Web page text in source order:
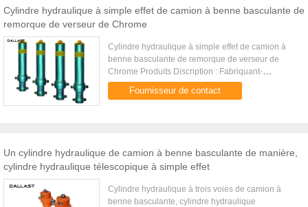
Cylindre hydraulique à simple effet de camion à benne basculante de
remorque de verseur de Chrome
Cylindre hydraulique à simple effet de camion à
benne basculante de remorque de verseur de
Chrome Produits Discription : Fabriquant-
fournisseur professionnel des cylindres
hydrauliques pendant plus de 22 années ...
Fournisseur de contact
Un cylindre hydraulique de camion à benne basculante de manière,
cylindre hydraulique télescopique à simple effet
Cylindre hydraulique à trois voies de camion à
benne basculante, cylindre hydraulique